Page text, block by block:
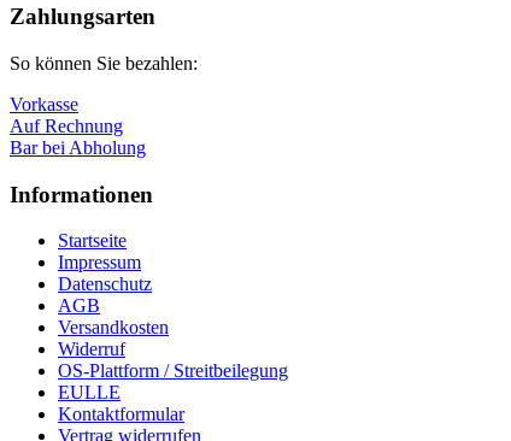
oben
Zahlungsarten
So können Sie bezahlen:
Vorkasse
Auf Rechnung
Bar bei Abholung
Informationen
Startseite
Impressum
Datenschutz
AGB
Versandkosten
Widerruf
OS-Plattform / Streitbeilegung
EULLE
Kontaktformular
Vertrag widerrufen